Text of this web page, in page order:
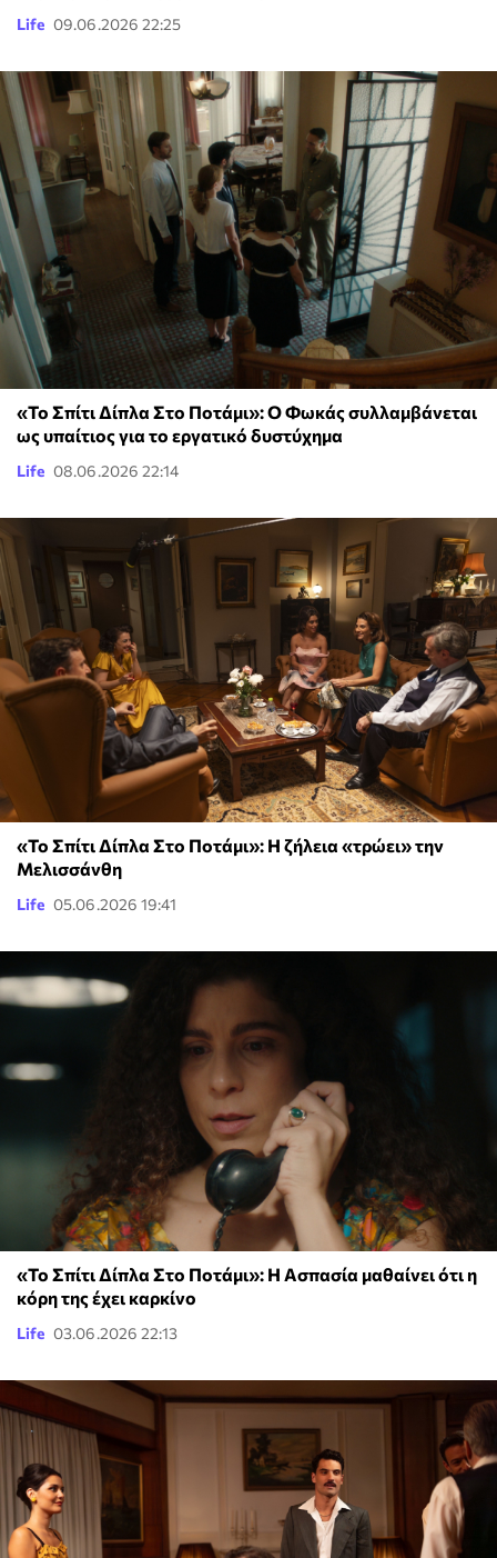
Life 09.06.2026 22:25
«Το Σπίτι Δίπλα Στο Ποτάμι»: Ο Φωκάς συλλαμβάνεται
ως υπαίτιος για το εργατικό δυστύχημα
Life 08.06.2026 22:14
«Το Σπίτι Δίπλα Στο Ποτάμι»: Η ζήλεια «τρώει» την
Μελισσάνθη
Life 05.06.2026 19:41
«Το Σπίτι Δίπλα Στο Ποτάμι»: Η Ασπασία μαθαίνει ότι η
κόρη της έχει καρκίνο
Life 03.06.2026 22:13